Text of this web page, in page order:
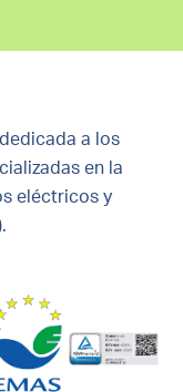
dedicada a los
en la
eléctricos y